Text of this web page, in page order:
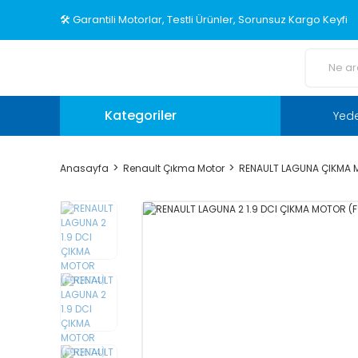
🛠️ Garantili Motorlar, Testli Ürünler, Sorunsuz Kargo Keyfi
Kategoriler
Anasayfa Renault Çıkma Motor RENAULT LAGUNA ÇIKMA